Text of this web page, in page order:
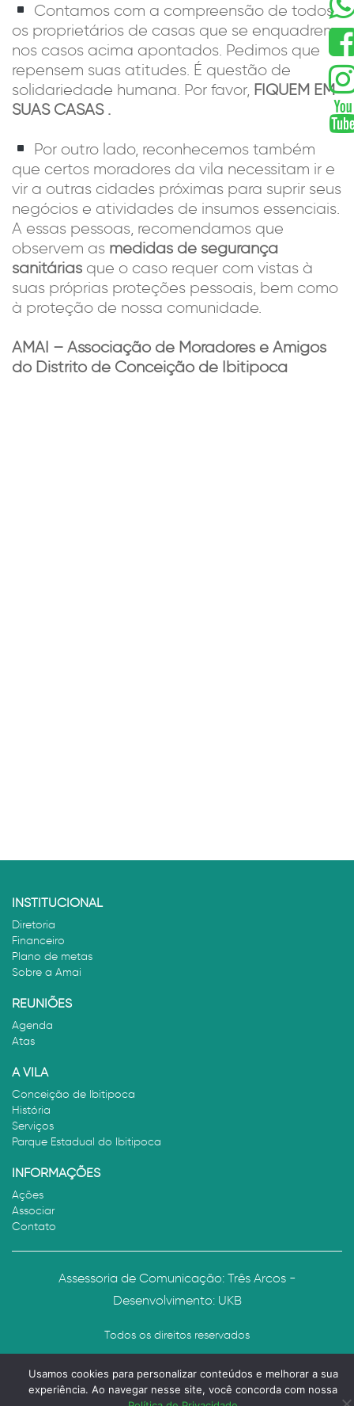
Contamos com a compreensão de todos
os proprietários de casas que se enquadrem
nos casos acima apontados. Pedimos que
repensem suas atitudes. É questão de
solidariedade humana. Por favor, FIQUEM EM
SUAS CASAS .
Por outro lado, reconhecemos também
que certos moradores da vila necessitam ir e
vir a outras cidades próximas para suprir seus
negócios e atividades de insumos essenciais.
A essas pessoas, recomendamos que
observem as medidas de segurança
sanitárias que o caso requer com vistas à
suas próprias proteções pessoais, bem como
à proteção de nossa comunidade.
AMAI – Associação de Moradores e Amigos
do Distrito de Conceição de Ibitipoca
Usamos cookies para personalizar conteúdos e melhorar a sua
experiência. Ao navegar nesse site, você concorda com nossa
INSTITUCIONAL
Diretoria
Financeiro
Plano de metas
Sobre a Amai
REUNIÕES
Agenda
Atas
A VILA
Conceição de Ibitipoca
História
Serviços
Parque Estadual do Ibitipoca
INFORMAÇÕES
Ações
Associar
Contato
Assessoria de Comunicação: Três Arcos -
Desenvolvimento: UKB
Todos os direitos reservados